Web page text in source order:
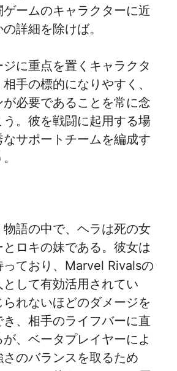
ームのキャラクターに近
詳細を除けば。
ジに重点を置くキャラクタ
手の標的になりやすく、
必要であることを常に念
。彼を戦闘に起用する場
サポートチームを編成す
語の中で、ヘラは死の女
ロキの妹である。彼女は
っており、Marvel Rivalsの
して有効活用されてい
れないほどのダメージを
、相手のライフバーに直
、ベータプレイヤーによ
のバランスを取るため